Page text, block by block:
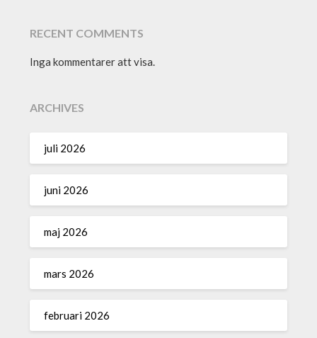
RECENT COMMENTS
Inga kommentarer att visa.
ARCHIVES
juli 2026
juni 2026
maj 2026
mars 2026
februari 2026